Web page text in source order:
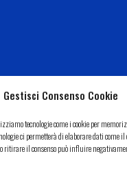
Gestisci Consenso Cookie
tecnologie come i cookie per
ci permetterà di elaborare dati come
ritirare il consenso può influire